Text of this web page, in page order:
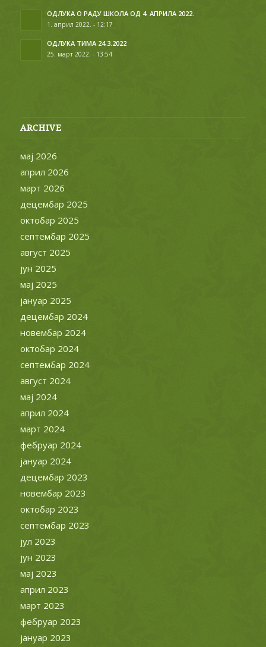
ОДЛУКА О РАДУ ШКОЛА ОД 4. АПРИЛА 2022.
1. април 2022. - 12:17
ОДЛУКА ТИМА 24.3.2022
25. март 2022. - 13:54
ARCHIVE
мај 2026
април 2026
март 2026
децембар 2025
октобар 2025
септембар 2025
август 2025
јун 2025
мај 2025
јануар 2025
децембар 2024
новембар 2024
октобар 2024
септембар 2024
август 2024
мај 2024
април 2024
март 2024
фебруар 2024
јануар 2024
децембар 2023
новембар 2023
октобар 2023
септембар 2023
јул 2023
јун 2023
мај 2023
април 2023
март 2023
фебруар 2023
јануар 2023